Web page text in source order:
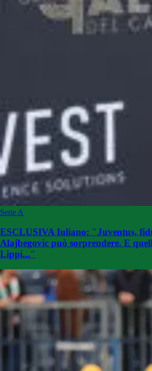
Serie A
ESCLUSIVA Iuliano: "Juventus,
Alajbegovic può sorprendere. E
Lippi..."